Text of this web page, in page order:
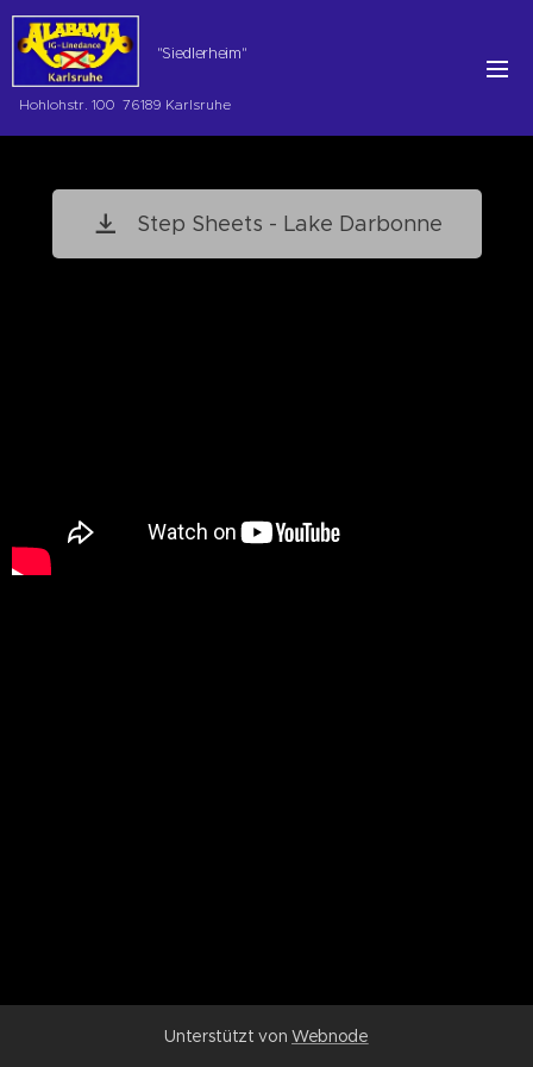
"Siedlerheim"
Hohlohstr. 100 76189 Karlsruhe
Step Sheets - Lake Darbonne
Unterstützt vonWebnode